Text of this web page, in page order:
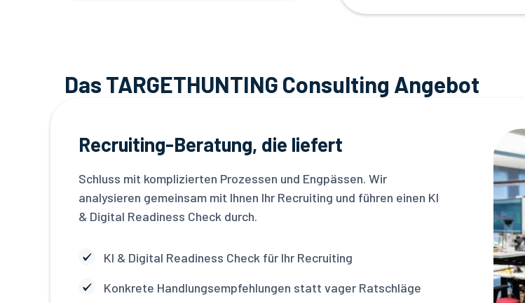
Das TARGETHUNTING Consulting Angebot
Recruiting-Beratung, die liefert
Schluss mit komplizierten Prozessen und Engpässen. Wir
analysieren gemeinsam mit Ihnen Ihr Recruiting und führen einen KI
& Digital Readiness Check durch.
KI & Digital Readiness Check für Ihr Recruiting
Konkrete Handlungsempfehlungen statt vager Ratschläge